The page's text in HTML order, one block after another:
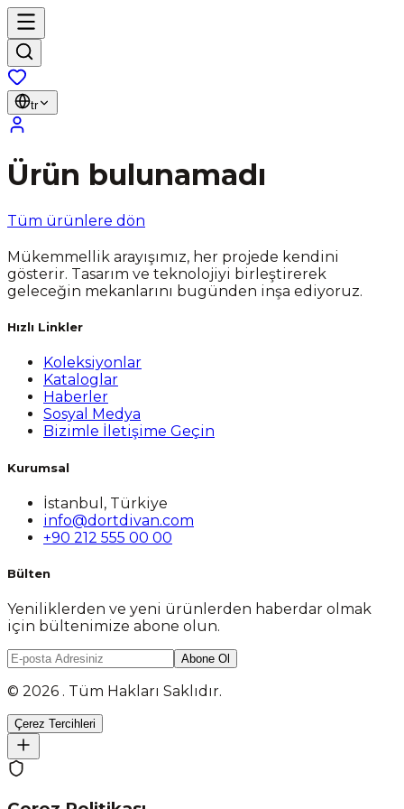
tr
Ürün bulunamadı
Tüm ürünlere dön
Mükemmellik arayışımız, her projede kendini
gösterir. Tasarım ve teknolojiyi birleştirerek
geleceğin mekanlarını bugünden inşa ediyoruz.
Hızlı Linkler
Koleksiyonlar
Kataloglar
Haberler
Sosyal Medya
Bizimle İletişime Geçin
Kurumsal
İstanbul, Türkiye
info@dortdivan.com
+90 212 555 00 00
Bülten
Yeniliklerden ve yeni ürünlerden haberdar olmak
için bültenimize abone olun.
Abone Ol
© 2026 . Tüm Hakları Saklıdır.
Çerez Tercihleri